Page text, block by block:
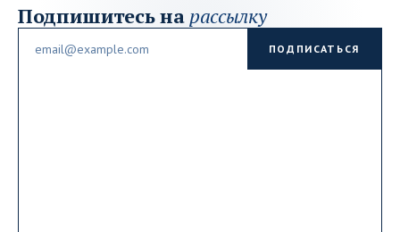
Подпишитесь на рассылку
ПОДПИСАТЬСЯ